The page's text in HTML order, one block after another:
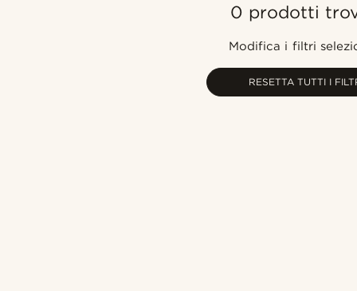
0 prodotti
Modifica i filtri
RESETTA TUTTI I